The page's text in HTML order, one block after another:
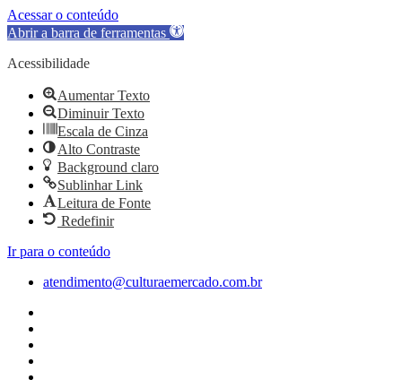
Acessar o conteúdo
Abrir a barra de ferramentas
Acessibilidade
Aumentar Texto
Diminuir Texto
Escala de Cinza
Alto Contraste
Background claro
Sublinhar Link
Leitura de Fonte
Redefinir
Ir para o conteúdo
atendimento@culturaemercado.com.br